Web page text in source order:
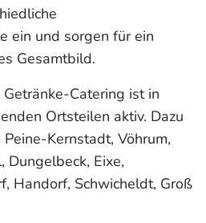
ein und sorgen für ein
Gesamtbild.
Catering ist in
Ortsteilen aktiv. Dazu
Kernstadt, Vöhrum,
Dungelbeck, Eixe,
Handorf, Schwicheldt, Groß